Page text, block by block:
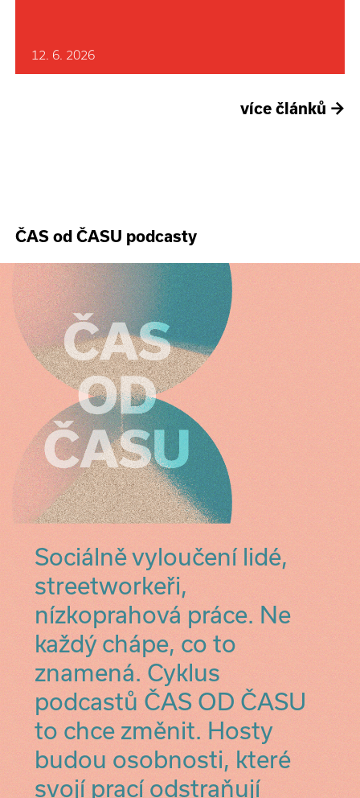
12. 6. 2026
více článků →
ČAS od ČASU podcasty
Sociálně vyloučení lidé,
streetworkeři,
nízkoprahová práce. Ne
každý chápe, co to
znamená. Cyklus
podcastů ČAS OD ČASU
to chce změnit. Hosty
budou osobnosti, které
svojí prací odstraňují